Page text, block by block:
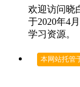
欢迎访问晓
于2020年4
学习资源。
本网站托管